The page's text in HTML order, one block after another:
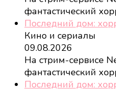
фантастический
Последний дом:
Кино и сериалы
09.08.2026
На стрим-сервисе
фантастический
Последний дом: